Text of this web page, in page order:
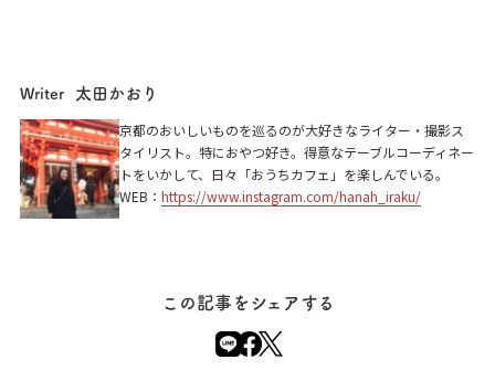
Writer 太田かおり
京都のおいしいものを巡るのが大好きなライター・撮影ス
タイリスト。特におやつ好き。得意なテーブルコーディネー
トをいかして、日々「おうちカフェ」を楽しんでいる。
WEB： https://www.instagram.com/hanah_iraku/
この記事をシェアする